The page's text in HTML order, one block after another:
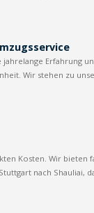
jahrelange Erfahrung
Wir stehen zu
Kosten. Wir bieten
nach Shauliai,